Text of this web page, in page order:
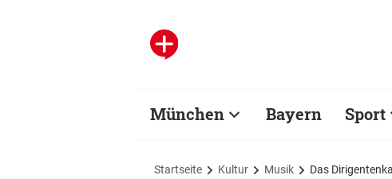
München Bayern Sport
Startseite Kultur Musik Das